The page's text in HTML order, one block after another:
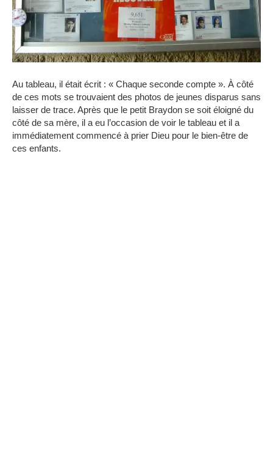
Au tableau, il était écrit : « Chaque seconde compte ». À côté
de ces mots se trouvaient des photos de jeunes disparus sans
laisser de trace. Après que le petit Braydon se soit éloigné du
côté de sa mère, il a eu l’occasion de voir le tableau et il a
immédiatement commencé à prier Dieu pour le bien-être de
ces enfants.